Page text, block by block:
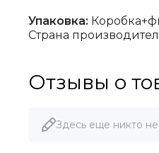
Упаковка:
Страна
Отзывы о
Здесь еще никто